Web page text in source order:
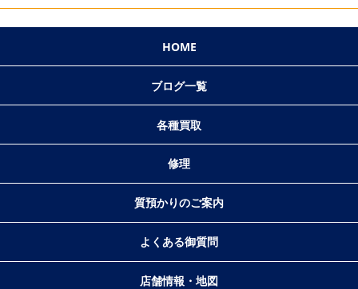
HOME
ブログ一覧
各種買取
修理
質預かりのご案内
よくある御質問
店舗情報・地図